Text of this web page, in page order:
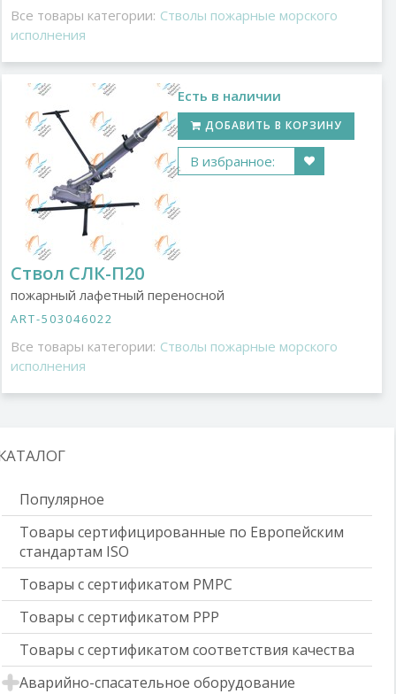
Все товары категории: Стволы пожарные морского
исполнения
Есть в наличии
ДОБАВИТЬ В КОРЗИНУ
В избранное:
Ствол СЛК-П20
пожарный лафетный переносной
ART-503046022
Все товары категории: Стволы пожарные морского
исполнения
Популярное
Товары сертифицированные по Европейским
стандартам ISO
Товары с сертификатом РМРС
Товары с сертификатом РРР
Товары с сертификатом соответствия качества
Аварийно-спасательное оборудование